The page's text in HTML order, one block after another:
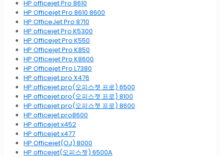
HP officejet Pro 8610
HP Officejet Pro 8610 8600
HP OfficeJet Pro 8710
HP officejet Pro K5300
HP Officejet Pro K550
HP Officejet Pro K850
HP Officejet Pro K8600
HP Officejet Pro L7380
HP officejet pro X476
HP officejet pro(오피스젯 프로) 6500
HP officejet pro(오피스젯 프로) 8100
HP officejet pro(오피스젯 프로) 8600
HP officejet pro8600
HP officejet x452
HP officejet x477
HP Officejet(OJ) 8000
HP officejet(오피스젯) 6500A